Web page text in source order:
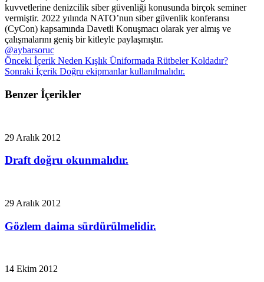
kuvvetlerine denizcilik siber güvenliği konusunda birçok seminer
vermiştir. 2022 yılında NATO’nun siber güvenlik konferansı
(CyCon) kapsamında Davetli Konuşmacı olarak yer almış ve
çalışmalarını geniş bir kitleyle paylaşmıştır.
@aybarsoruc
Önceki İçerik Neden Kışlık Üniformada Rütbeler Koldadır?
Sonraki İçerik Doğru ekipmanlar kullanılmalıdır.
Benzer İçerikler
29 Aralık 2012
Draft doğru okunmalıdır.
29 Aralık 2012
Gözlem daima sürdürülmelidir.
14 Ekim 2012